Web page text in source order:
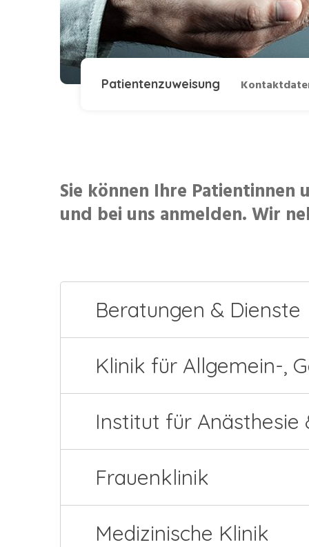
Patientenzuweisung
Sie können Ihre
und bei uns anmelden. Wir
Beratungen & Dienste
Klinik für Allgemein-,
Institut für Anästhesie
Frauenklinik
Medizinische Klinik